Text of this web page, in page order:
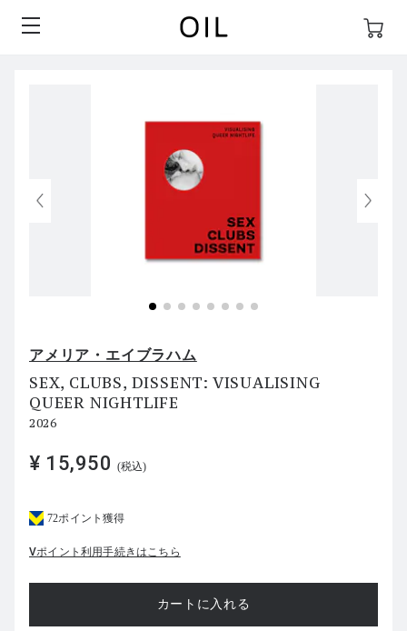
アメリア・エイブラハム
SEX, CLUBS, DISSENT: VISUALISING
QUEER NIGHTLIFE
2026
¥ 15,950 (税込)
72ポイント獲得
Vポイント利用手続きはこちら